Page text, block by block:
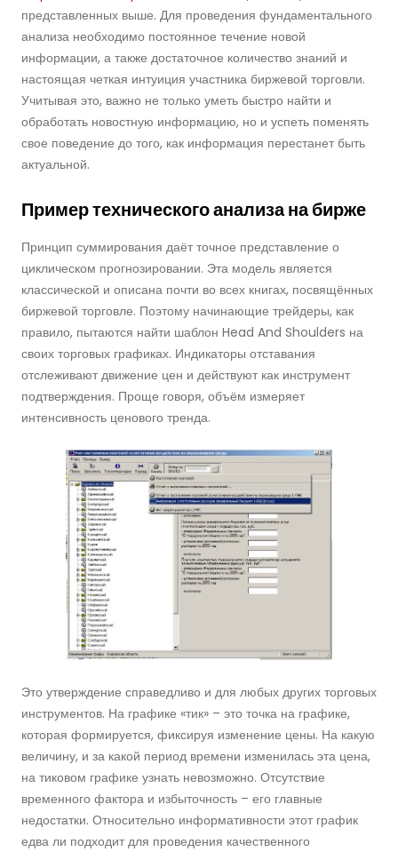
представленных выше. Для проведения фундаментального
анализа необходимо постоянное течение новой
информации, а также достаточное количество знаний и
настоящая четкая интуиция участника биржевой торговли.
Учитывая это, важно не только уметь быстро найти и
обработать новостную информацию, но и успеть поменять
свое поведение до того, как информация перестанет быть
актуальной.
Пример технического анализа на бирже
Принцип суммирования даёт точное представление о
циклическом прогнозировании. Эта модель является
классической и описана почти во всех книгах, посвящённых
биржевой торговле. Поэтому начинающие трейдеры, как
правило, пытаются найти шаблон Head And Shoulders на
своих торговых графиках. Индикаторы отставания
отслеживают движение цен и действуют как инструмент
подтверждения. Проще говоря, объём измеряет
интенсивность ценового тренда.
Это утверждение справедливо и для любых других торговых
инструментов. На графике «тик» – это точка на графике,
которая формируется, фиксируя изменение цены. На какую
величину, и за какой период времени изменилась эта цена,
на тиковом графике узнать невозможно. Отсутствие
временного фактора и избыточность – его главные
недостатки. Относительно информативности этот график
едва ли подходит для проведения качественного